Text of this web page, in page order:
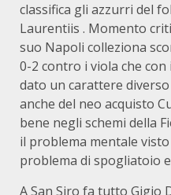
classifica gli azzurri del
Laurentiis . Momento
suo Napoli colleziona
0-2 contro i viola che
dato un carattere
anche del neo acquisto
bene negli schemi della
il problema mentale
problema di spogliatoio
A San Siro fa tutto Gigio